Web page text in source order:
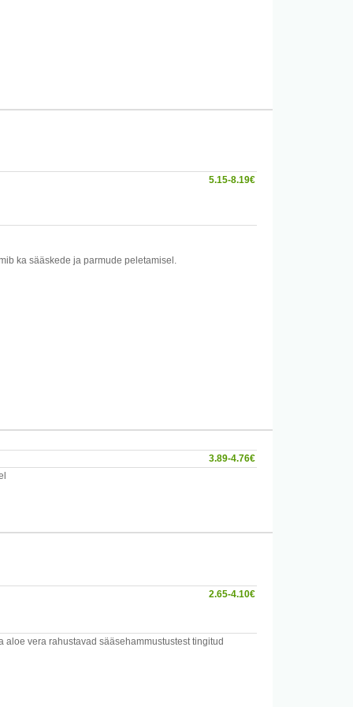
5.15-8.19€
ka sääskede ja parmude peletamisel.
3.89-4.76€
kanda silmade ja suuümbrusesse. Ei soovita kasutada
2.65-4.10€
vera rahustavad sääsehammustustest tingitud